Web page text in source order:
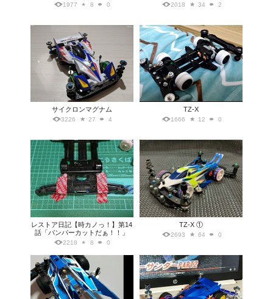
1977 8 0 2018 34 2
サイクロンマグナム
3226 27 4
TZ-X
1666 12 0
レストア日記【時カノっ！】第14
話「バンパーカットだぁ！！」
2218 8 0
TZ-X ①
2693 64 0